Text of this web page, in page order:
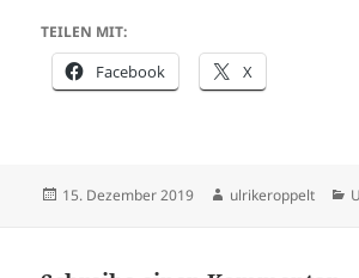
TEILEN MIT:
Facebook X
Veröffentlicht
15. Dezember 2019 Autor
ulrikeroppelt